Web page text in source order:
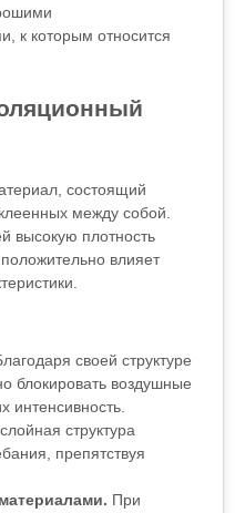
к которым относится
состоящий
между собой.
высокую плотность
влияет
своей структуре
блокировать воздушные
интенсивность.
структура
препятствуя
При